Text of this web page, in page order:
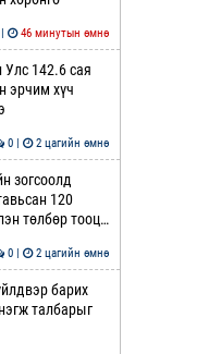
46 минутын өмнө
142.6 сая
эрчим хүч
0 | 2 цагийн өмнө
зогсоолд
120
төлбөр тооц…
0 | 2 цагийн өмнө
барих
талбарыг